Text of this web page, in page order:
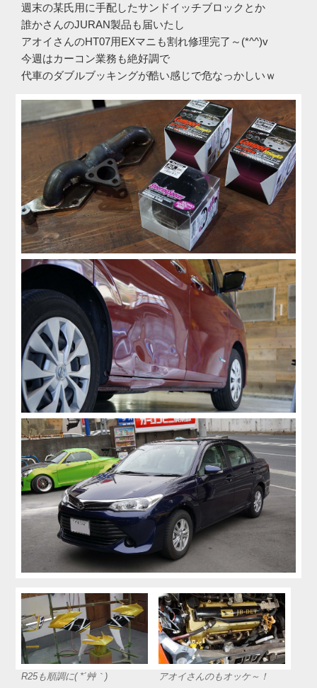
週末の某氏用に手配したサンドイッチブロックとか
誰かさんのJURAN製品も届いたし
アオイさんのHT07用EXマニも割れ修理完了～(*^^)v
今週はカーコン業務も絶好調で
代車のダブルブッキングが酷い感じで危なっかしいｗ
R25も順調に( *´艸｀) アオイさんのもオッケ～！